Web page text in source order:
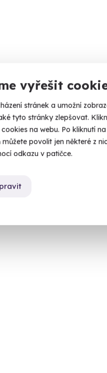
vyřešit
stránek a umožní
tyto stránky zlepšovat.
na webu. Po kliknutí
povolit jen některé z
odkazu v patičce.